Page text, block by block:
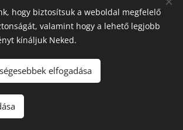
a 2. pontban meghatározott
belül indokolás nélküli elállási jog
az 1. pont szerinti elállási jogát
ha az egyes áruk
hogy biztosítsuk a weboldal megfelelő
valamint hogy a lehető legjobb
kínáljuk Neked.
elfogadása